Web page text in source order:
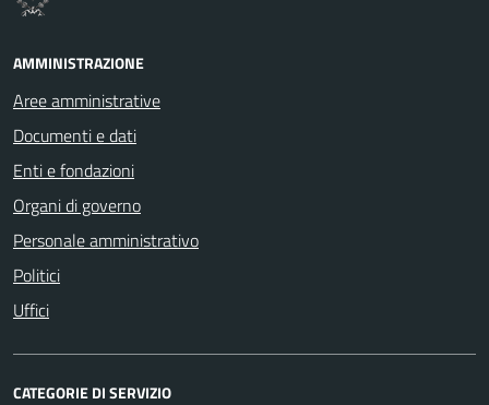
AMMINISTRAZIONE
Aree amministrative
Documenti e dati
Enti e fondazioni
Organi di governo
Personale amministrativo
Politici
Uffici
CATEGORIE DI SERVIZIO